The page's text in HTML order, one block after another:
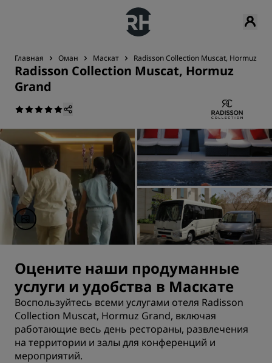
Главная Оман Маскат Radisson Collection Muscat, Hormuz
Radisson Collection Muscat, Hormuz
Grand
Оцените наши продуманные
услуги и удобства в Маскате
Воспользуйтесь всеми услугами отеля Radisson
Collection Muscat, Hormuz Grand, включая
работающие весь день рестораны, развлечения
на территории и залы для конференций и
мероприятий.